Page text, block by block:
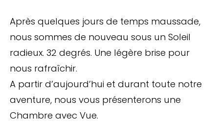
Après quelques jours de temps maussade,
nous sommes de nouveau sous un Soleil
radieux. 32 degrés. Une légère brise pour
nous rafraîchir.
A partir d’aujourd’hui et durant toute notre
aventure, nous vous présenterons une
Chambre avec Vue.